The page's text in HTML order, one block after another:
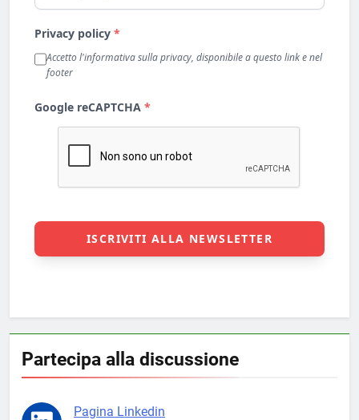
Partecipa alla discussione
Pagina Linkedin